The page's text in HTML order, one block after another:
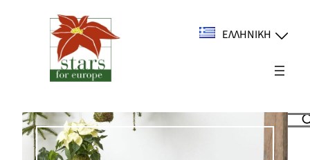
Μετάβαση
περιεχόμενο
ΕΛΛΗΝΙΚΉ